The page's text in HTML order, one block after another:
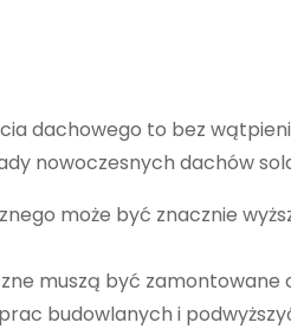
dachowego to bez
nowoczesnych dachów
może być znacznie
muszą być zamontowane
budowlanych i